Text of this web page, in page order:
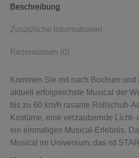
Beschreibung
Zusätzliche Informationen
Rezensionen (0)
Kommen Sie mit nach Bochum
aktuell erfolgreichste Musical der
bis zu 60 km/h rasante Rollschuh-
Kostüme, eine verzaubernde Licht-
ein einmaliges Musical-Erlebnis.
Musical im Universum, das ist